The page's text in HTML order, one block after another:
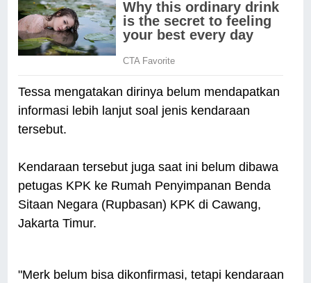
Tessa mengatakan dirinya belum mendapatkan
informasi lebih lanjut soal jenis kendaraan
tersebut.
Kendaraan tersebut juga saat ini belum dibawa
petugas KPK ke Rumah Penyimpanan Benda
Sitaan Negara (Rupbasan) KPK di Cawang,
Jakarta Timur.
"Merk belum bisa dikonfirmasi, tetapi kendaraan